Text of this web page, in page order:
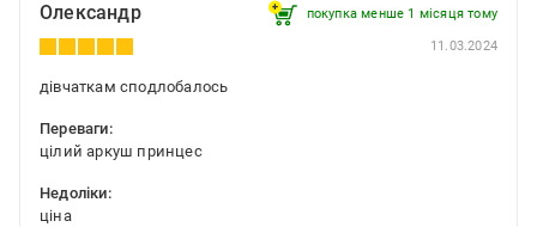
Олександр покупка менше 1 місяця томy
11.03.2024
дівчаткам сподлобалось
Переваги:
цілий аркуш принцес
Недоліки:
ціна